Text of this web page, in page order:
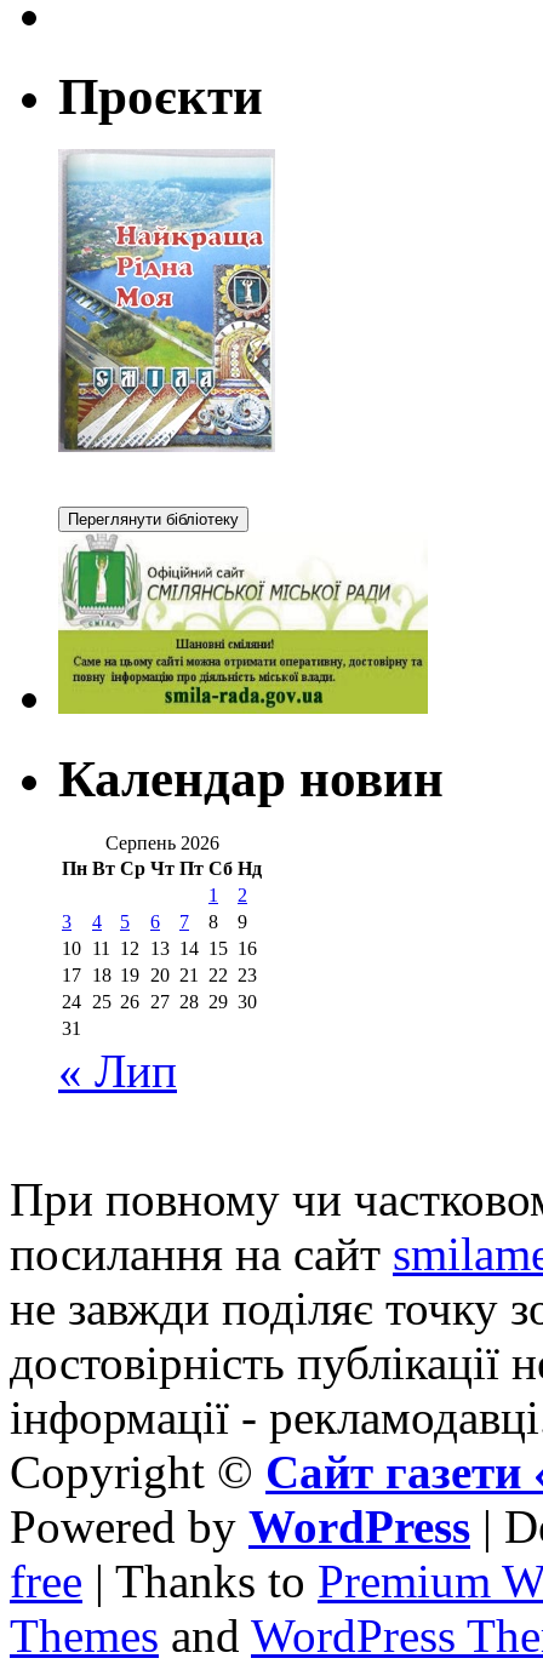
Проєкти
Календар новин
Серпень 2026
Пн Вт Ср Чт Пт Сб Нд
1
2
3
4 5 6 7 8
9
10 11 12 13 14 15 16
17 18 19 20 21 22 23
24 25 26 27 28 29 30
31
« Лип
При повному чи
посилання на сайт
не завжди поділяє точку
достовірність публікації
інформації -
Copyright © Сайт
Powered by WordPress |
free | Thanks to Premium
Themes and WordPress